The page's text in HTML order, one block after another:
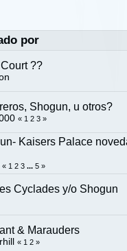
por
??
Shogun, u otros?
« 1 2 3 »
Kaisers Palace
« 1 2 3 ... 5 »
Cyclades y/o Shogun
& Marauders
« 1 2 »